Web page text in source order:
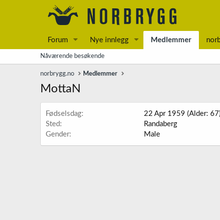
Forum Nye innlegg Medlemmer
Nåværende besøkende
norbrygg.no Medlemmer
MottaN
Fødselsdag
22 Apr 1959 (Alder:
Sted
Randaberg
Gender
Male